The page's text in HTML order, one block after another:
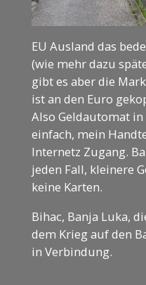
EU Ausland das
(wie mehr dazu
gibt es aber die
ist an den Euro
Also Geldautomat
einfach, mein
Internetz Zugang.
jeden Fall, kleinere
keine Karten.
Bihac, Banja Luka,
dem Krieg auf den
in Verbindung.